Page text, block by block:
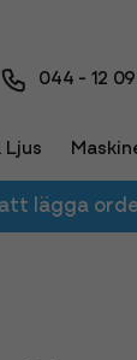
044 - 12
Ljus
lägga